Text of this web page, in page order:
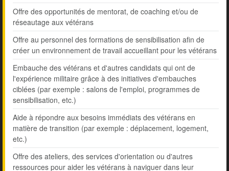
Offre des opportunités de mentorat, de coaching et/ou de
réseautage aux vétérans
Offre au personnel des formations de sensibilisation afin de
créer un environnement de travail accueillant pour les vétérans
Embauche des vétérans et d'autres candidats qui ont de
l'expérience militaire grâce à des initiatives d'embauches
ciblées (par exemple : salons de l'emploi, programmes de
sensibilisation, etc.)
Aide à répondre aux besoins immédiats des vétérans en
matière de transition (par exemple : déplacement, logement,
etc.)
Offre des ateliers, des services d'orientation ou d'autres
ressources pour aider les vétérans à naviguer dans leur